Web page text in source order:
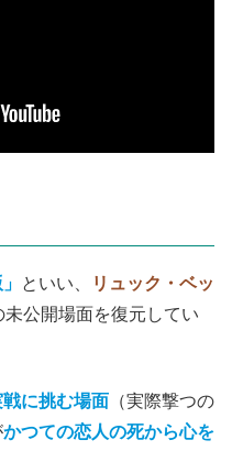
といい、
リュック・ベッ
公開場面を復元してい
に挑む場面 （実際撃つの
かつての恋人の死から心を